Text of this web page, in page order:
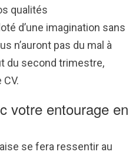
qualités
d’une imagination sans
n’auront pas du mal à
du second trimestre,
votre entourage en
se fera ressentir au